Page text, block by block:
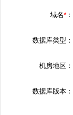
域名* ：
数据库类型：
机房地区：
数据库版本：